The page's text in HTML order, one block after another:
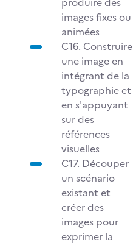
images fixes ou
animées
C16. Construire
une image en
intégrant de la
typographie et
en s'appuyant
sur des
références
visuelles
C17. Découper
un scénario
existant et
créer des
images pour
exprimer la